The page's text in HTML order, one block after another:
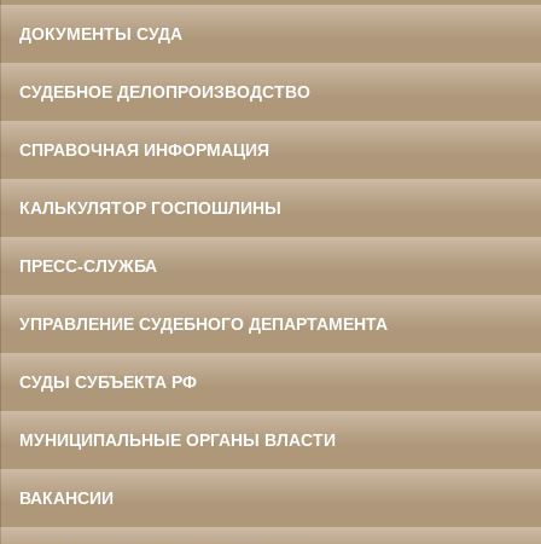
ДОКУМЕНТЫ СУДА
СУДЕБНОЕ ДЕЛОПРОИЗВОДСТВО
СПРАВОЧНАЯ ИНФОРМАЦИЯ
КАЛЬКУЛЯТОР ГОСПОШЛИНЫ
ПРЕСС-СЛУЖБА
УПРАВЛЕНИЕ СУДЕБНОГО ДЕПАРТАМЕНТА
СУДЫ СУБЪЕКТА РФ
МУНИЦИПАЛЬНЫЕ ОРГАНЫ ВЛАСТИ
ВАКАНСИИ